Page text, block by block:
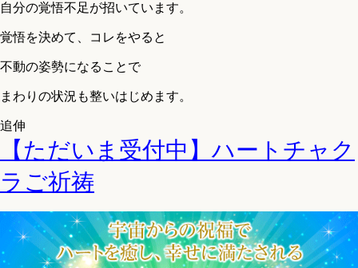
自分の覚悟不足が招いています。
覚悟を決めて、コレをやると
不動の姿勢になることで
まわりの状況も整いはじめます。
追伸
【ただいま受付中】ハートチャク
ラご祈祷